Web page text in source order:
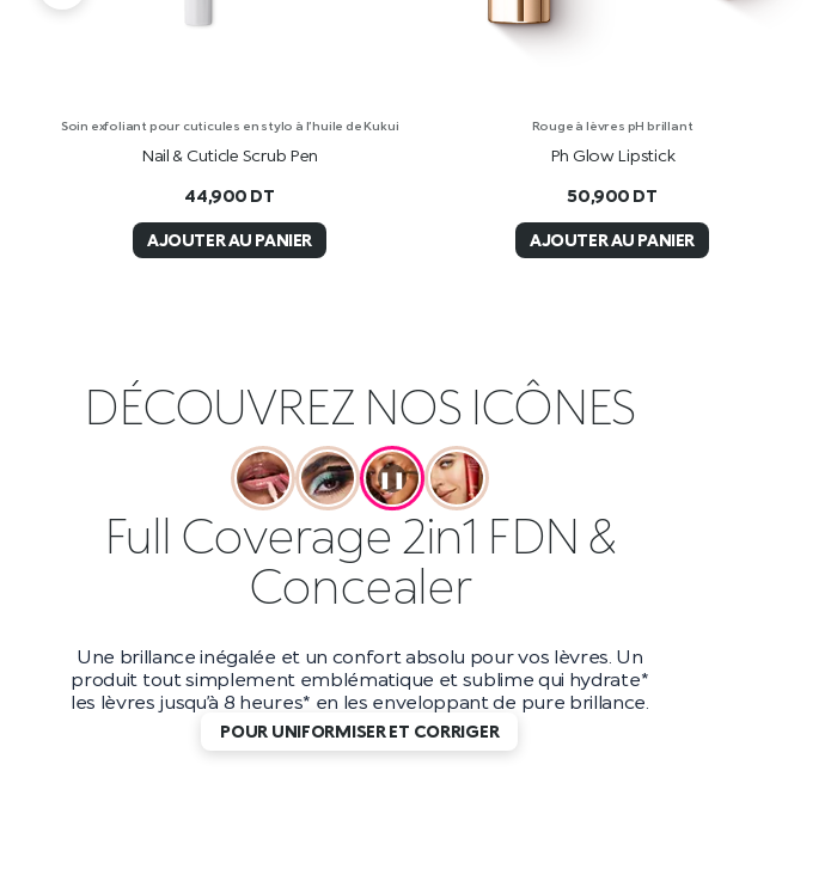
Soin exfoliant pour cuticules en stylo à l’huile de Kukui
Nail & Cuticle Scrub Pen
44,900 DT
AJOUTER AU PANIER
Rouge à lèvres pH brillant
Ph Glow Lipstick
50,900 DT
AJOUTER AU PANIER
DÉCOUVREZ NOS ICÔNES
❚❚
Full Coverage 2in1 FDN &
Concealer
Une brillance inégalée et un confort absolu pour vos lèvres. Un
produit tout simplement emblématique et sublime qui hydrate*
les lèvres jusqu’à 8 heures* en les enveloppant de pure brillance.
POUR UNIFORMISER ET CORRIGER